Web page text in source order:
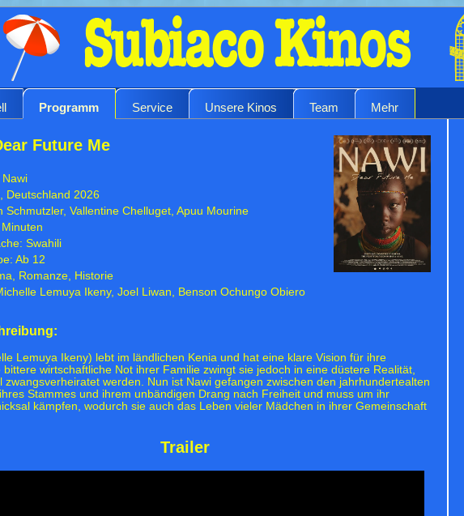
Programm Service Unsere Kinos Team Mehr
Future Me
Deutschland 2026
Schmutzler, Vallentine Chelluget, Apuu Mourine
Minuten
Swahili
Ab 12
Romanze, Historie
Lemuya Ikeny, Joel Liwan, Benson Ochungo Obiero
Lemuya Ikeny) lebt im ländlichen Kenia und hat eine klare Vision für ihre
bittere wirtschaftliche Not ihrer Familie zwingt sie jedoch in eine düstere Realität,
zwangsverheiratet werden. Nun ist Nawi gefangen zwischen den jahrhundertealten
Stammes und ihrem unbändigen Drang nach Freiheit und muss um ihr
kämpfen, wodurch sie auch das Leben vieler Mädchen in ihrer Gemeinschaft
Trailer